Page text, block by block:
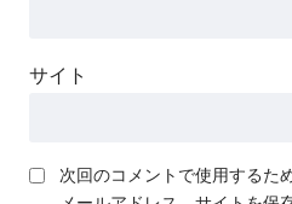
サイト
次回のコメントで使用するた